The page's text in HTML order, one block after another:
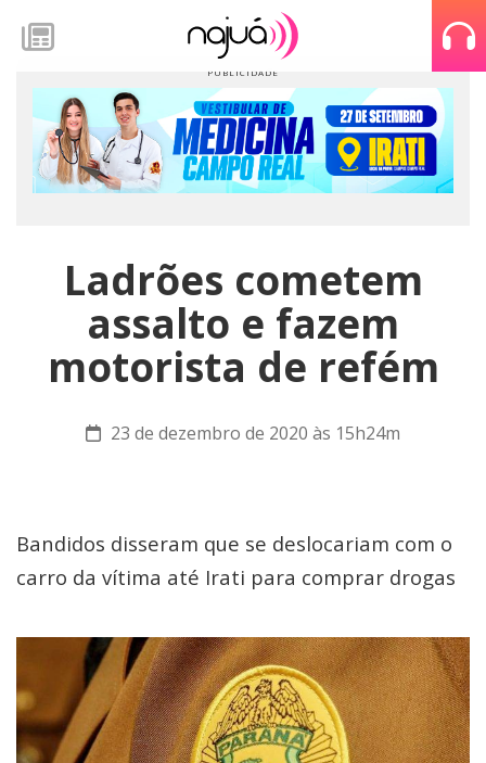
Ladrões cometem
assalto e fazem
motorista de refém
23 de dezembro de 2020 às 15h24m
Bandidos disseram que se deslocariam com o
carro da vítima até Irati para comprar drogas